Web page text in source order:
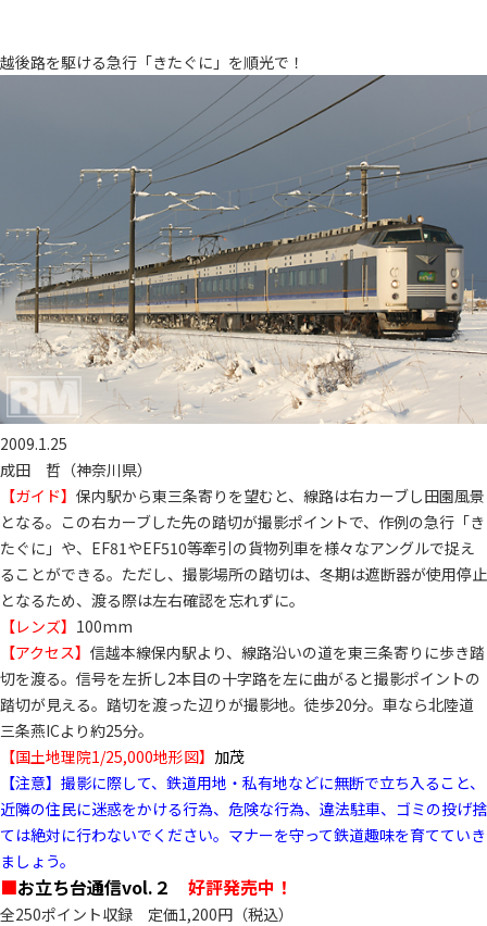
越後路を駆ける急行「きたぐに」を順光で！
2009.1.25
成田 哲（神奈川県）
【ガイド】 保内駅から東三条寄りを望むと、線路は右カーブし田園風景
となる。この右カーブした先の踏切が撮影ポイントで、作例の急行「き
たぐに」や、EF81やEF510等牽引の貨物列車を様々なアングルで捉え
ることができる。ただし、撮影場所の踏切は、冬期は遮断器が使用停止
となるため、渡る際は左右確認を忘れずに。
【レンズ】 100mm
【アクセス】 信越本線保内駅より、線路沿いの道を東三条寄りに歩き踏
切を渡る。信号を左折し2本目の十字路を左に曲がると撮影ポイントの
踏切が見える。踏切を渡った辺りが撮影地。徒歩20分。車なら北陸道
三条燕ICより約25分。
【国土地理院1/25,000地形図】 加茂
【注意】撮影に際して、鉄道用地・私有地などに無断で立ち入ること、
近隣の住民に迷惑をかける行為、危険な行為、違法駐車、ゴミの投げ捨
ては絶対に行わないでください。マナーを守って鉄道趣味を育てていき
ましょう。
■お立ち台通信vol.２ 好評発売中！
全250ポイント収録 定価1,200円（税込）